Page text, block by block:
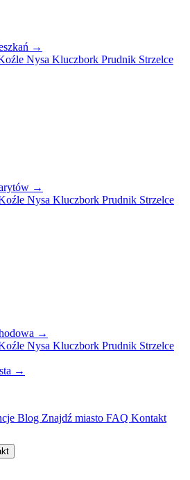
→
Nysa Kluczbork Prudnik Strzelce
→
Nysa Kluczbork Prudnik Strzelce
→
Nysa Kluczbork Prudnik Strzelce
→
Blog Znajdź miasto FAQ Kontakt